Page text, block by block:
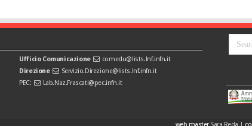
Ufficio Comunicazione
comedu@lists.lnf.infn.it
Direzione
Servizio.Direzione@lists.lnf.infn.it
PEC:
Lab.Naz.Frascati@pec.infn.it